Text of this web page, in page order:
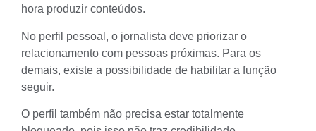
hora produzir conteúdos.
No perfil pessoal, o jornalista deve priorizar o
relacionamento com pessoas próximas. Para os
demais, existe a possibilidade de habilitar a função
seguir.
O perfil também não precisa estar totalmente